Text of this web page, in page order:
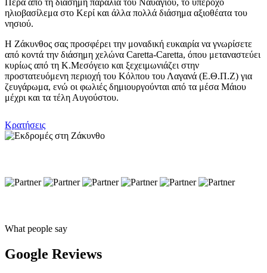
Πέρα από τη διάσημη παραλία του Ναυαγίου, το υπέροχο
ηλιοβασίλεμα στο Κερί και άλλα πολλά διάσημα αξιοθέατα του
νησιού.
Η Ζάκυνθος σας προσφέρει την μοναδική ευκαιρία να γνωρίσετε
από κοντά την διάσημη χελώνα Caretta-Caretta, όπου μεταναστεύει
κυρίως από τη Κ.Μεσόγειο και ξεχειμωνιάζει στην
προστατευόμενη περιοχή του Κόλπου του Λαγανά (Ε.Θ.Π.Ζ) για
ζευγάρωμα, ενώ οι φωλιές δημιουργούνται από τα μέσα Μάιου
μέχρι και τα τέλη Αυγούστου.
Κρατήσεις
What people say
Google Reviews